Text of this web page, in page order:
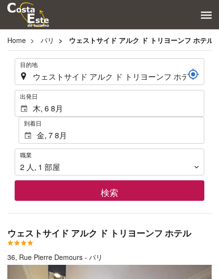
Home パリ ウェストサイド アルク ド トリヨーンフ ホテル
. 目的地
. 出発日
到着日
職
業
職業
2 人, 1 部屋
検索
ウェストサイド アルク ド トリヨーンフ ホテル
36, Rue Pierre Demours - パリ